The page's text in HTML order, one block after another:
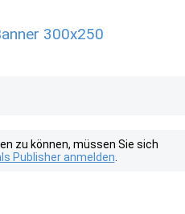
300x250
zu können, müssen Sie sich
Publisher anmelden